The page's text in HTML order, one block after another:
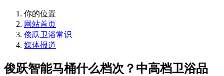
你的位置
网站首页
俊跃卫浴常识
媒体报道
俊跃智能马桶什么档次？中高档卫浴品